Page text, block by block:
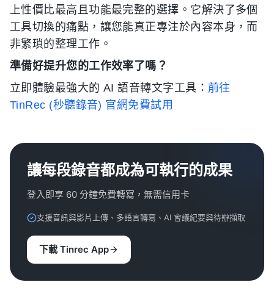
上性價比最高且功能最完整的選擇。它解決了多個
工具切換的痛點，讓您能真正專注於內容本身，而
非繁瑣的整理工作。
準備好提升您的工作效率了嗎？
立即體驗最強大的 AI 語音轉文字工具： 前往
TinRec (秒聽錄音) 官網免費試用
讓每段錄音都成為可執行的成果
登入即享 60 分鐘免費轉寫，無需信用卡
支援音訊與影片上傳、多語言轉寫、AI 會議紀要與待辦擷取
下載 Tinrec App